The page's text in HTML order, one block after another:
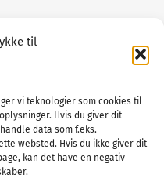
til
vi teknologier som cookies til
Hvis du giver dit
data som f.eks.
websted. Hvis du ikke giver dit
kan det have en negativ
90
Media